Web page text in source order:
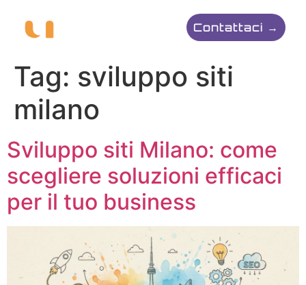
Contattaci →
Tag: sviluppo siti
milano
Sviluppo siti Milano: come
scegliere soluzioni efficaci
per il tuo business